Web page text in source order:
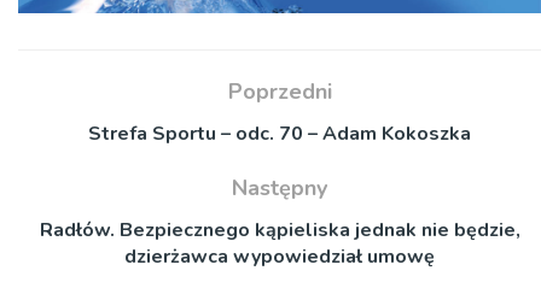
Poprzedni
Strefa Sportu – odc. 70 – Adam Kokoszka
Następny
Radłów. Bezpiecznego kąpieliska jednak nie będzie,
dzierżawca wypowiedział umowę